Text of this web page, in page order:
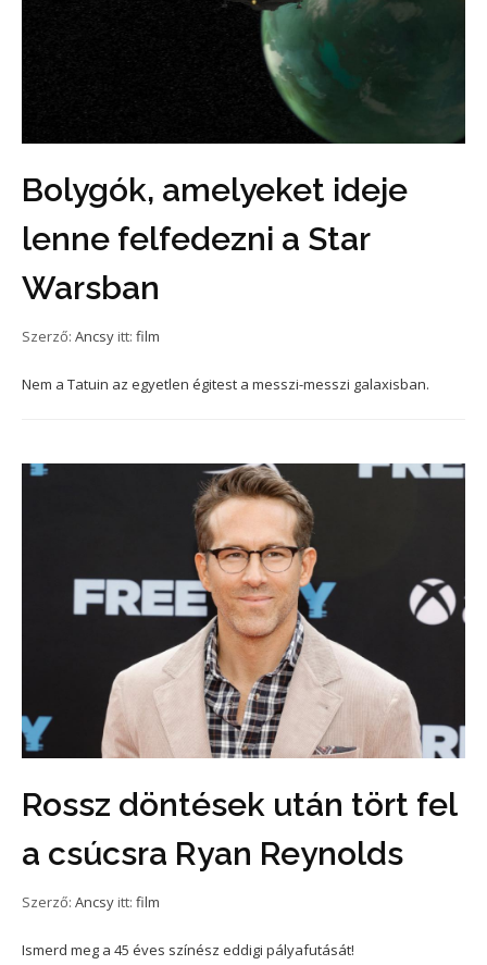
Bolygók, amelyeket ideje
lenne felfedezni a Star
Warsban
Szerző: Ancsy itt: film
Nem a Tatuin az egyetlen égitest a messzi-messzi galaxisban.
Rossz döntések után tört fel
a csúcsra Ryan Reynolds
Szerző: Ancsy itt: film
Ismerd meg a 45 éves színész eddigi pályafutását!